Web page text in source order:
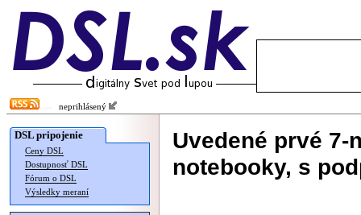
neprihlásený
DSL pripojenie
Ceny DSL
Dostupnosť DSL
Fórum o DSL
Výsledky meraní
Uvedené prvé 7-
notebooky, s